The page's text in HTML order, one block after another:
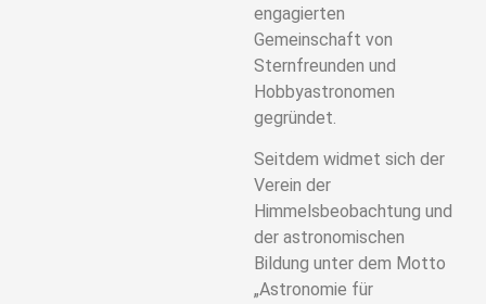
engagierten
Gemeinschaft von
Sternfreunden und
Hobbyastronomen
gegründet.
Seitdem widmet sich der
Verein der
Himmelsbeobachtung und
der astronomischen
Bildung unter dem Motto
„Astronomie für